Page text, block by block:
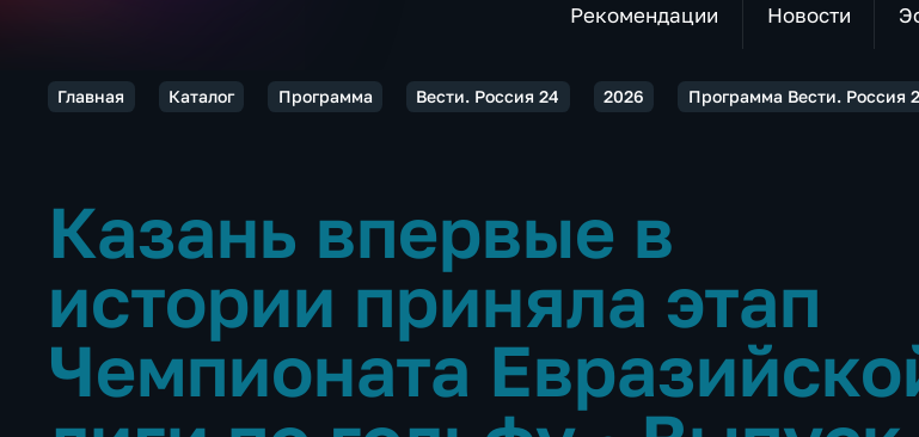
Рекомендации Новости
Главная Каталог Программа Вести. Россия 24 2026 Программа Вести. Россия
Казань впервые в
истории приняла этап
Чемпионата